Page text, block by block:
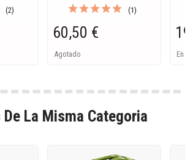
(2) (1)
60,50 €
Agotado En
La Misma Categoria